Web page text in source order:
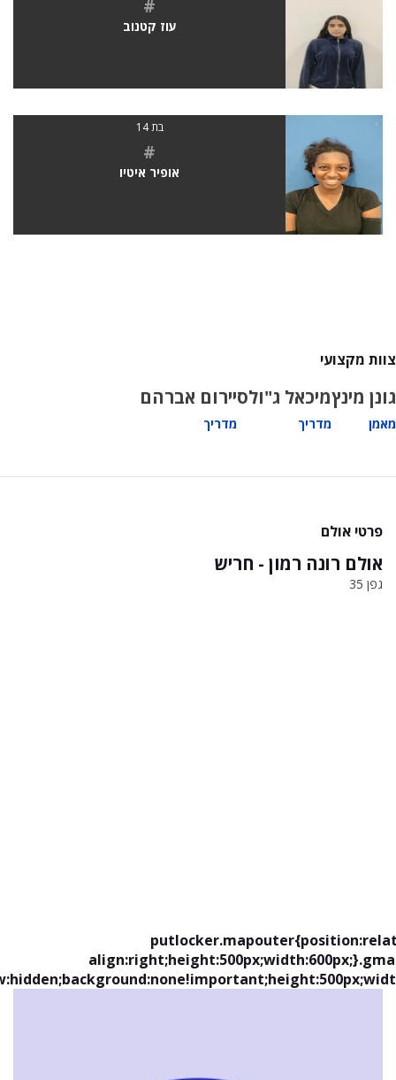
#
עוז קטנוב
בת 14
#
אופיר איטיו
צוות מקצועי
גונן מינץ
מאמן
מיכאל ג"ולס
מדריך
יירום אברהם
מדריך
פרטי אולם
אולם רונה רמון - חריש
גפן 35